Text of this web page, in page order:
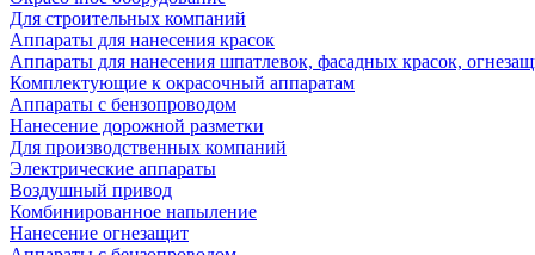
Для строительных компаний
Аппараты для нанесения красок
Аппараты для нанесения шпатлевок, фасадных красок,
Комплектующие к окрасочный аппаратам
Аппараты с бензопроводом
Нанесение дорожной разметки
Для производственных компаний
Электрические аппараты
Воздушный привод
Комбинированное напыление
Нанесение огнезащит